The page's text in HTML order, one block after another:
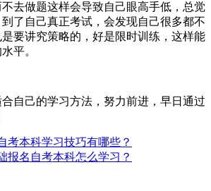
去做题这样会导致自己眼高手低，总觉
了自己真正考试，会发现自己很多都不
要讲究策略的，好是限时训练，这样能
平。
自己的学习方法，努力前进，早日通过
考本科学习技巧有哪些？
报名自考本科怎么学习？